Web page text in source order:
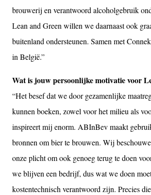
brouwerij en verantwoord alcoholgebruik
Lean and Green willen we daarnaast ook
buitenland ondersteunen. Samen met
in België.”
Wat is jouw persoonlijke motivatie voor
“Het besef dat we door gezamenlijke
kunnen boeken, zowel voor het milieu als
inspireert mij enorm. ABInBev maakt
bronnen om bier te brouwen. Wij
onze plicht om ook genoeg terug te doen
we blijven een bedrijf, dus wat we doen
kostentechnisch verantwoord zijn. Precies